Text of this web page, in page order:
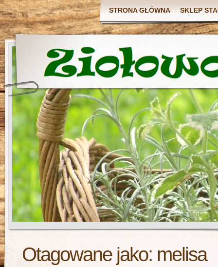
STRONA GŁÓWNA SKLEP
Otagowane jako: melisa